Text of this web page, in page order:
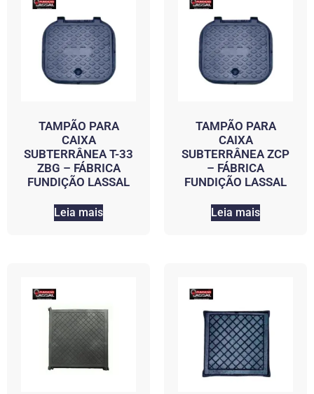
TAMPÃO PARA
CAIXA
SUBTERRÂNEA T-33
ZBG – FÁBRICA
FUNDIÇÃO LASSAL
Leia mais
TAMPÃO PARA
CAIXA
SUBTERRÂNEA ZCP
– FÁBRICA
FUNDIÇÃO LASSAL
Leia mais